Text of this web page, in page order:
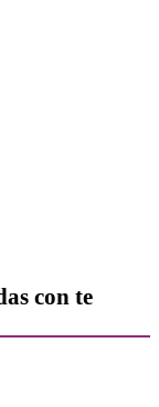
con te